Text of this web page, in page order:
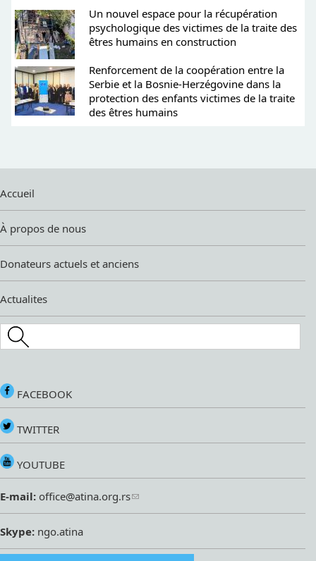
Un nouvel espace pour la récupération
psychologique des victimes de la traite des
êtres humains en construction
Renforcement de la coopération entre la
Serbie et la Bosnie-Herzégovine dans la
protection des enfants victimes de la traite
des êtres humains
Accueil
À propos de nous
Donateurs actuels et anciens
Actualites
Search this site
FACEBOOK
TWITTER
YOUTUBE
E-mail: office@atina.org.rs
Skype: ngo.atina